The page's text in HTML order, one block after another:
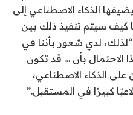
الذكاء الاصطناعي إلى
كيف سيتم تنفيذ ذلك بين
لدي شعور بأننا في
الاحتمال بأن … قد تكون
الذكاء الاصطناعي،
كبيرًا في المستقبل.”